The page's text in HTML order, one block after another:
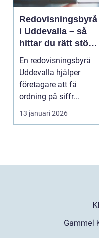
Redovisningsbyrå
i Uddevalla – så
hittar du rätt stöd
för företagets
ekonomi
En redovisningsbyrå
Uddevalla hjälper
företagare att få
ordning på siffr...
13 januari 2026